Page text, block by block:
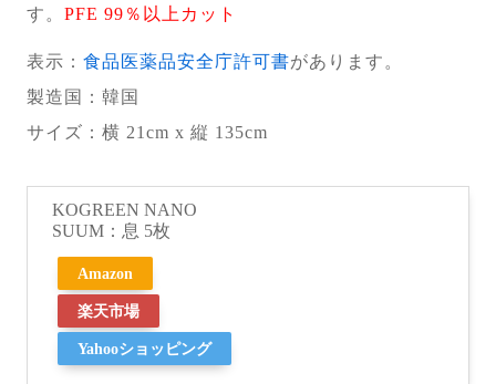
す。 PFE 99％以上カット
表示： 食品医薬品安全庁許可書があります。
製造国
：韓国
サイズ：横 21cm x 縦 135cm
KOGREEN NANO
SUUM：息 5枚
Amazon
楽天市場
Yahooショッピング